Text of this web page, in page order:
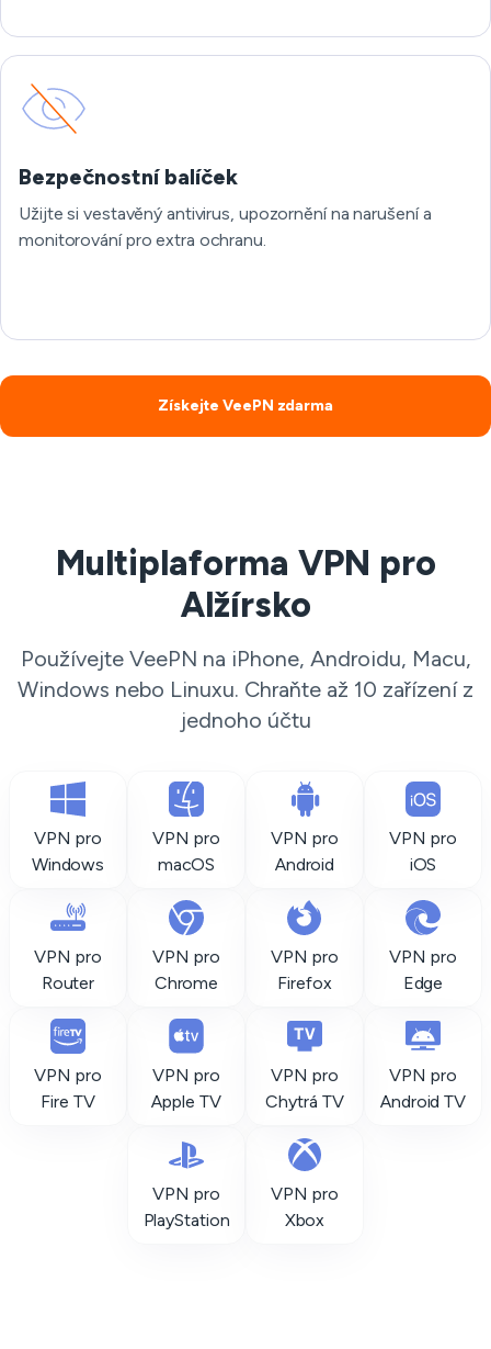
Bezpečnostní balíček
Užijte si vestavěný antivirus, upozornění na narušení a
monitorování pro extra ochranu.
Získejte VeePN zdarma
Multiplaforma VPN pro
Alžírsko
Používejte VeePN na iPhone, Androidu, Macu,
Windows nebo Linuxu. Chraňte až 10 zařízení z
jednoho účtu
VPN pro
Windows
VPN pro
macOS
VPN pro
Android
VPN pro
iOS
VPN pro
Router
VPN pro
Chrome
VPN pro
Firefox
VPN pro
Edge
VPN pro
Fire TV
VPN pro
Apple TV
VPN pro
Chytrá TV
VPN pro
Android TV
VPN pro
PlayStation
VPN pro
Xbox